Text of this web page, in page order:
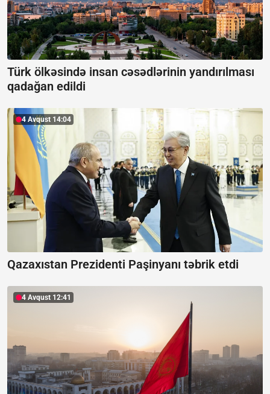
Türk ölkəsində insan cəsədlərinin yandırılması
qadağan edildi
4 Avqust 14:04
Qazaxıstan Prezidenti Paşinyanı təbrik etdi
4 Avqust 12:41